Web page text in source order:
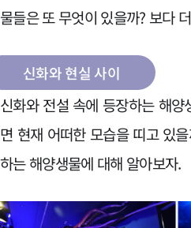
물들은 또 무엇이 있을까? 보다
신화와 현실 사이
신화와 전설 속에 등장하는 해
면 현재 어떠한 모습을 띠고 있
하는 해양생물에 대해 알아보자.